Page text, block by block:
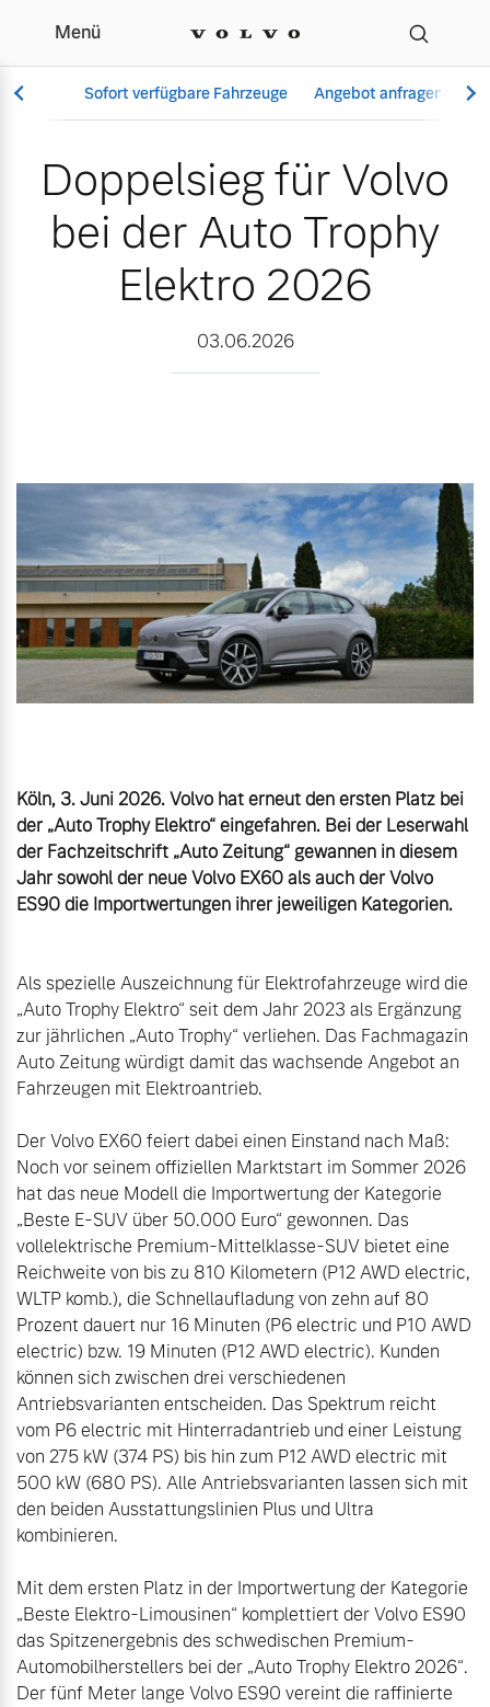
Doppelsieg für Volvo
Menü
Sofort verfügbare Fahrzeuge Angebot anfragen
Vollelektrisch
6 Modelle
Mild-Hybrid
4 Modelle
Editionsmodelle
Konnektivität
Fahrzeug konfigurieren
Sofort verfügbare Fahrzeuge
Volvo Selekt
Gebrauchtwagen
Die Neuwagenalternative
Mehr erfahren
Editionsmodelle
Jetzt kennenlernen
Mehr erfahren
Aktuelle Angebote
Geschäftskunden
Volvo Gebrauchtwagenbörse
Gebrauchtwagen
Volvo kauft Ihr Auto
Aktuelle Serviceangebote
Service by Volvo
Sie erhalten bei uns eine
Vielzahl von Original
Volvo Winter- und
Sommer Kompletträder.
direkt an.
Mehr erfahren
Frühjahrscheck
Entdecken Sie unsere
saisonalen Angebote.
Mehr erfahren
Finanzierung & Leasing
Versicherung
Unser Team
Kontakt und Anfahrt
Karriere
Unsere News & Events
Doppelsieg für Volvo
bei der Auto Trophy
Elektro 2026
03.06.2026
Köln, 3. Juni 2026. Volvo hat erneut den ersten Platz bei
der „Auto Trophy Elektro“ eingefahren. Bei der Leserwahl
der Fachzeitschrift „Auto Zeitung“ gewannen in diesem
Jahr sowohl der neue Volvo EX60 als auch der Volvo
ES90 die Importwertungen ihrer jeweiligen Kategorien.
Als spezielle Auszeichnung für Elektrofahrzeuge wird die
„Auto Trophy Elektro“ seit dem Jahr 2023 als Ergänzung
zur jährlichen „Auto Trophy“ verliehen. Das Fachmagazin
Auto Zeitung würdigt damit das wachsende Angebot an
Fahrzeugen mit Elektroantrieb.
Der Volvo EX60 feiert dabei einen Einstand nach Maß:
Noch vor seinem offiziellen Marktstart im Sommer 2026
hat das neue Modell die Importwertung der Kategorie
„Beste E-SUV über 50.000 Euro“ gewonnen. Das
vollelektrische Premium-Mittelklasse-SUV bietet eine
Reichweite von bis zu 810 Kilometern (P12 AWD electric,
WLTP komb.), die Schnellaufladung von zehn auf 80
Prozent dauert nur 16 Minuten (P6 electric und P10 AWD
electric) bzw. 19 Minuten (P12 AWD electric). Kunden
können sich zwischen drei verschiedenen
Antriebsvarianten entscheiden. Das Spektrum reicht
vom P6 electric mit Hinterradantrieb und einer Leistung
von 275 kW (374 PS) bis hin zum P12 AWD electric mit
500 kW (680 PS). Alle Antriebsvarianten lassen sich mit
den beiden Ausstattungslinien Plus und Ultra
kombinieren.
Mit dem ersten Platz in der Importwertung der Kategorie
„Beste Elektro-Limousinen“ komplettiert der Volvo ES90
das Spitzenergebnis des schwedischen Premium-
Automobilherstellers bei der „Auto Trophy Elektro 2026“.
Der fünf Meter lange Volvo ES90 vereint die raffinierte